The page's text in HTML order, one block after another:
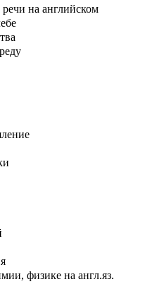
на английском
физике на англ.яз.